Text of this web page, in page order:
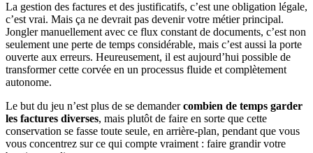
La gestion des factures et des justificatifs, c’est une obligation légale,
c’est vrai. Mais ça ne devrait pas devenir votre métier principal.
Jongler manuellement avec ce flux constant de documents, c’est non
seulement une perte de temps considérable, mais c’est aussi la porte
ouverte aux erreurs. Heureusement, il est aujourd’hui possible de
transformer cette corvée en un processus fluide et complètement
autonome.
Le but du jeu n’est plus de se demandercombien de temps garder
les factures diverses, mais plutôt de faire en sorte que cette
conservation se fasse toute seule, en arrière-plan, pendant que vous
vous concentrez sur ce qui compte vraiment : faire grandir votre